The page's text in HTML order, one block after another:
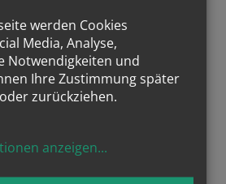
werden Cookies
Media, Analyse,
Notwendigkeiten und
Ihre Zustimmung später
zurückziehen.
anzeigen...